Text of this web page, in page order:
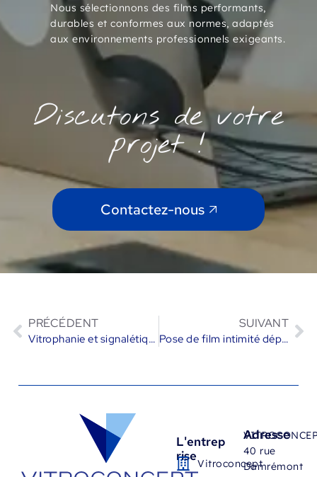
Nous sélectionnons des films performants,
durables et conformes aux normes, adaptés
aux environnements professionnels exigeants.
Discutons de votre
projet !
Contactez-nous
PRÉCÉDENT
Vitrophanie et signalétique des agences LCL
SUIVANT
Pose de film intimité dépoli blanc sur vitrages intérieurs
L'entrep
riseVitroconcept
Adresse
40 rue
Damrémont